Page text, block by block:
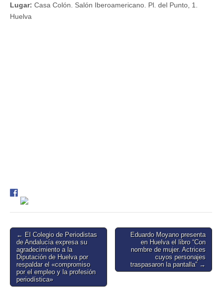
Lugar: Casa Colón. Salón Iberoamericano. Pl. del Punto, 1.
Huelva
Post
navigation
← El Colegio de Periodistas
de Andalucía expresa su
agradecimiento a la
Diputación de Huelva por
respaldar el «compromiso
por el empleo y la profesión
periodística»
Eduardo Moyano presenta
en Huelva el libro “Con
nombre de mujer. Actrices
cuyos personajes
traspasaron la pantalla” →